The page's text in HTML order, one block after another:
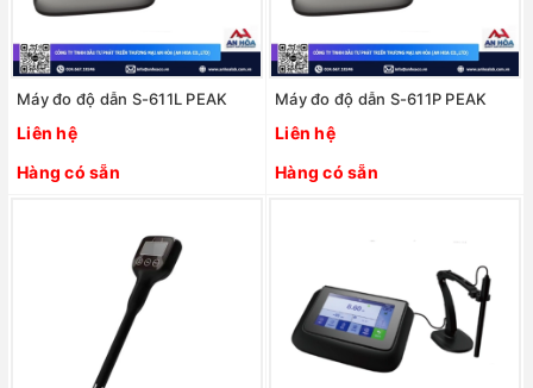
Máy đo độ dẫn S-611L PEAK
Liên hệ
Hàng có sẵn
Máy đo độ dẫn S-611P PEAK
Liên hệ
Hàng có sẵn